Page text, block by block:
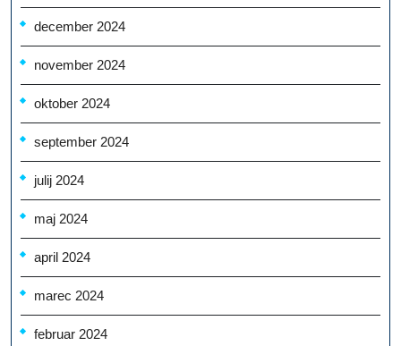
december 2024
november 2024
oktober 2024
september 2024
julij 2024
maj 2024
april 2024
marec 2024
februar 2024